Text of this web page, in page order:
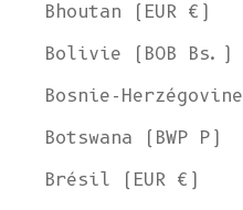
Bhoutan (EUR €)
Bolivie (BOB Bs.)
Bosnie-
Botswana (BWP P)
Brésil (EUR €)